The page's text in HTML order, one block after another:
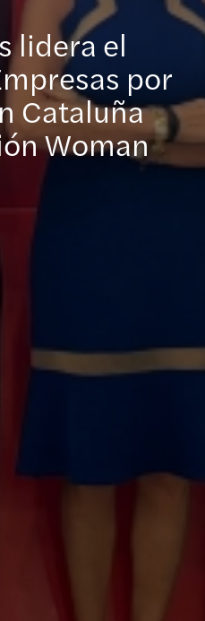
lidera el
por
Cataluña
Woman